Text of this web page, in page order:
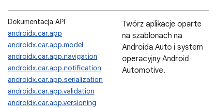
Dokumentacja API
androidx.car.app
androidx.car.app.model
androidx.car.app.navigation
androidx.car.app.notification
androidx.car.app.serialization
androidx.car.app.validation
androidx.car.app.versioning
Twórz aplikacje oparte
na szablonach na
Androida Auto i system
operacyjny Android
Automotive.